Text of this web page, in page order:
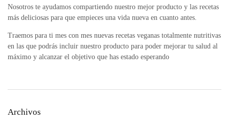
Nosotros te ayudamos compartiendo nuestro mejor producto y las recetas
más deliciosas para que empieces una vida nueva en cuanto antes.
Traemos para ti mes con mes nuevas recetas veganas totalmente nutritivas
en las que podrás incluir nuestro producto para poder mejorar tu salud al
máximo y alcanzar el objetivo que has estado esperando
Archivos